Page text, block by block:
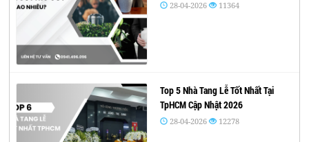
28-04-2026 11364
Top 5 Nhà Tang Lễ Tốt Nhất Tại
TpHCM Cập Nhật 2026
28-04-2026 12278